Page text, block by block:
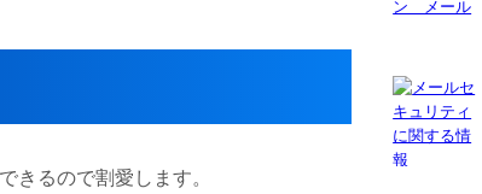
きるので割愛します。